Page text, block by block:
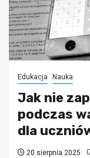
Edukacja Nauka
Jak nie
podczas
dla
20 sierpnia 2025